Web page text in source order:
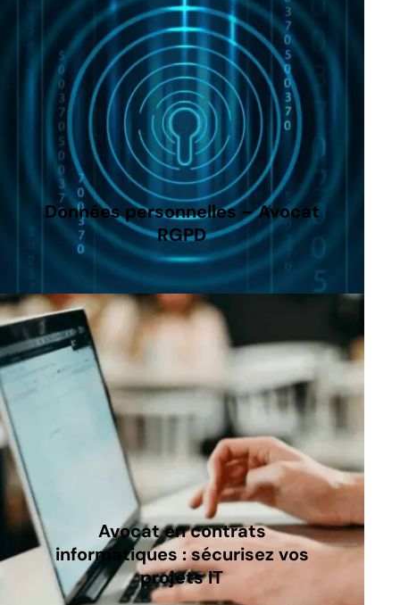
Données personnelles – Avocat
RGPD
Avocat en contrats
informatiques : sécurisez vos
projets IT